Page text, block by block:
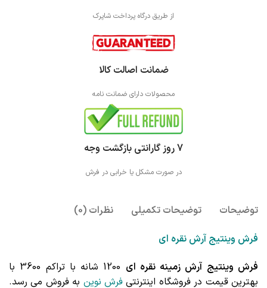
از طریق درگاه پرداخت شاپرک
ضمانت اصالت کالا
محصولات دارای ضمانت نامه
7 روز گارانتی بازگشت وجه
در صورت مشکل یا خرابی در فرش
توضیحات توضیحات تکمیلی
نظرات (0)
فرش وینتیج آرش نقره ای
فرش وینتیج آرش زمینه نقره ای
1200 شانه با تراکم 3600 با
بهترین قیمت در فروشگاه اینترنتی فرش نوین به فروش می رسد.